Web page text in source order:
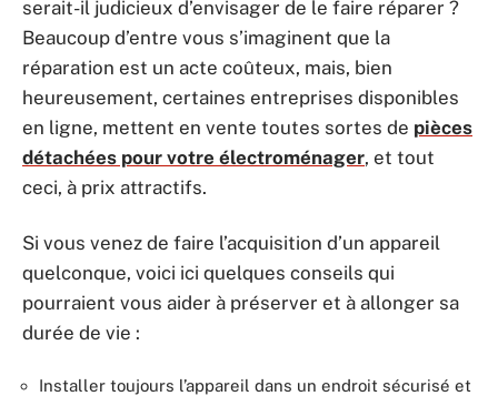
serait-il judicieux d’envisager de le faire réparer ?
Beaucoup d’entre vous s’imaginent que la
réparation est un acte coûteux, mais, bien
heureusement, certaines entreprises disponibles
en ligne, mettent en vente toutes sortes de pièces
détachées pour votre électroménager, et tout
ceci, à prix attractifs.
Si vous venez de faire l’acquisition d’un appareil
quelconque, voici ici quelques conseils qui
pourraient vous aider à préserver et à allonger sa
durée de vie :
Installer toujours l’appareil dans un endroit sécurisé et